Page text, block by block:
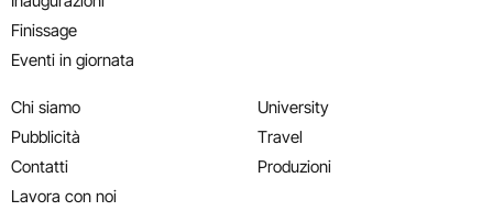
Finissage
Eventi in giornata
Chi siamo
Pubblicità
Contatti
Lavora con noi
University
Travel
Produzioni